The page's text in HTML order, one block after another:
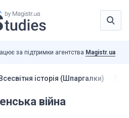
за підтримки агентства Magistr.ua
Всесвітня історія (Шпаргалки)
війна